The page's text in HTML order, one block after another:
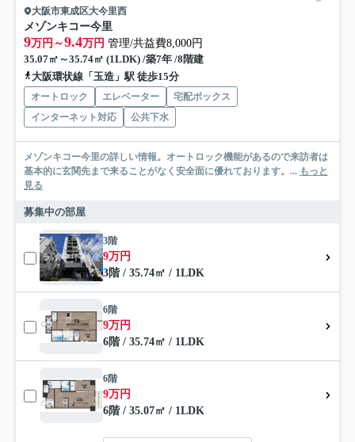
大阪市東成区大今里西
メゾンキコー今里
9万円～9.4万円 管理/共益費8,000円
35.07㎡～35.74㎡ (1LDK) /築7年 /8階建
大阪環状線「玉造」駅 徒歩15分
オートロック エレベーター
宅配ボックス
インターネット対応
公共下水
メゾンキコー今里の詳しい情報。オートロック機能があるので来訪者は
基本的に玄関先まで来ることがなく安全面に優れております。... もっと
見る
募集中の部屋
3階
9万円
3階 / 35.74㎡ / 1LDK
6階
9万円
6階 / 35.74㎡ / 1LDK
6階
9万円
6階 / 35.07㎡ / 1LDK